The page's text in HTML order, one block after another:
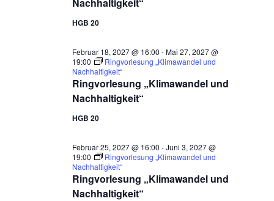
HGB 20
Ringvorlesung „Klimawandel und
Nachhaltigkeit“
Februar 18, 2027 @ 16:00 -Mai 27, 2027 @
19:00
Ringvorlesung „Klimawandel und
Nachhaltigkeit“
HGB 20
Ringvorlesung „Klimawandel und
Nachhaltigkeit“
Februar 25, 2027 @ 16:00 -Juni 3, 2027 @
19:00
Ringvorlesung „Klimawandel und
Nachhaltigkeit“